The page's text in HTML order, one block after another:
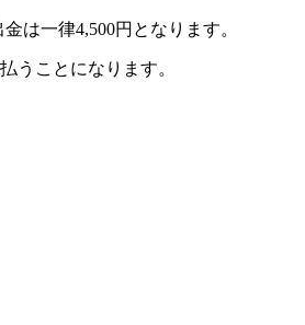
は一律4,500円となります。
うことになります。